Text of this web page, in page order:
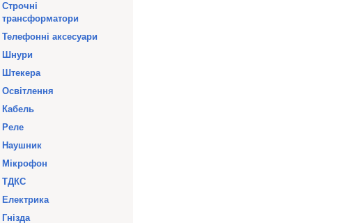
Строчні
трансформатори
Телефонні аксесуари
Шнури
Штекера
Освітлення
Кабель
Реле
Наушник
Мікрофон
ТДКС
Електрика
Гнізда